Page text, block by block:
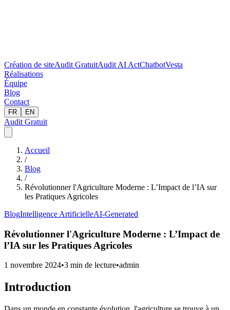
Création de siteAudit GratuitAudit AI ActChatbotVesta
Réalisations
Équipe
Blog
Contact
FR EN
Audit Gratuit
Accueil
/
Blog
/
Révolutionner l'Agriculture Moderne : L’Impact de l’IA sur
les Pratiques Agricoles
BlogIntelligence ArtificielleAI-Generated
Révolutionner l'Agriculture Moderne : L’Impact de
l’IA sur les Pratiques Agricoles
1 novembre 2024•3 min de lecture•admin
Introduction